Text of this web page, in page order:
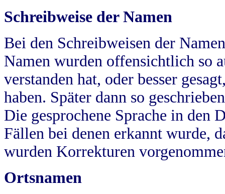
Schreibweise der Namen
Bei den Schreibweisen der
Namen wurden offensichtlich so
verstanden hat, oder besser
haben. Später dann so
Die gesprochene Sprache in
Fällen bei denen erkannt wurde,
wurden Korrekturen
Ortsnamen